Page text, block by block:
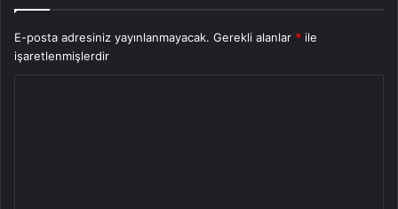
E-posta adresiniz yayınlanmayacak. Gerekli alanlar * ile
işaretlenmişlerdir